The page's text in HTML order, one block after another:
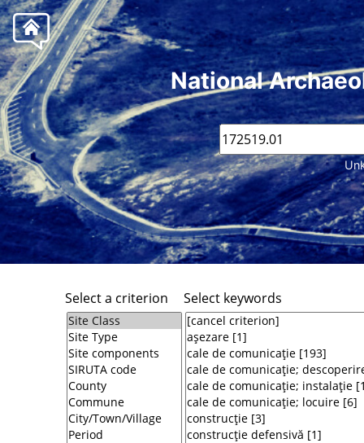
National
Select a criterion Select keywords